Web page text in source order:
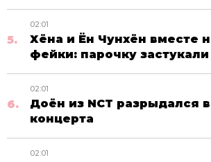
02:01
Хёна и Ён Чунхён вместе
фейки: парочку
02:01
Доён из NCT разрыдался
концерта
02:01